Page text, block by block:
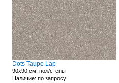
Dots Taupe Lap
90x90 см, пол/стены
Наличие: по запросу